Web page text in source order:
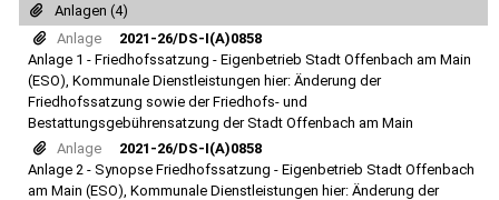
Anlagen (4)
Anlage
2021-26/DS-I(A)0858
Anlage 1 - Friedhofssatzung - Eigenbetrieb Stadt Offenbach am Main
(ESO), Kommunale Dienstleistungen hier: Änderung der
Friedhofssatzung sowie der Friedhofs- und
Bestattungsgebührensatzung der Stadt Offenbach am Main
Anlage
2021-26/DS-I(A)0858
Anlage 2 - Synopse Friedhofssatzung - Eigenbetrieb Stadt Offenbach
am Main (ESO), Kommunale Dienstleistungen hier: Änderung der